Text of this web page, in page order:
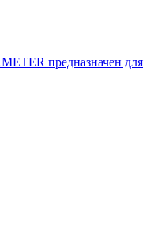
предназначен для